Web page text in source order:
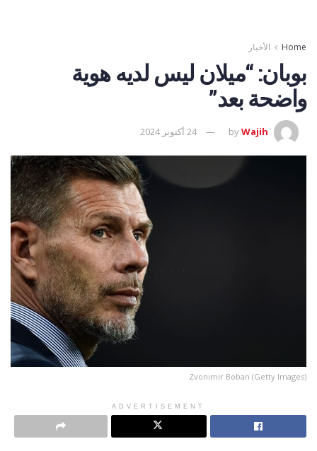
Home الأخبار
بوبان: “ميلان ليس لديه هوية
واضحة بعد”
byWajih 24 أكتوبر 2024
Zvonimir Boban (Getty Images)
ADVERTISEMENT